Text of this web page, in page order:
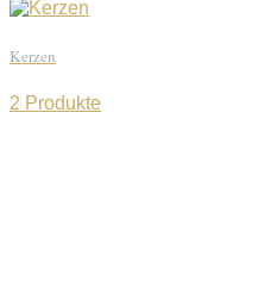
Kerzen
2 Produkte